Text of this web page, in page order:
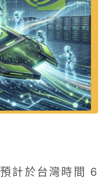
計於台灣時間 6